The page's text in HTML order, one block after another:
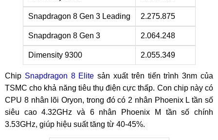
Snapdragon 8 Gen 3 Leading 2.275.875
Snapdragon 8 Gen 3 2.064.248
Dimensity 9300 2.055.349
Chip Snapdragon 8 Elite sản xuất trên tiến trình 3nm của
TSMC cho khả năng tiêu thụ điện cực thấp. Con chip này có
CPU 8 nhân lõi Oryon, trong đó có 2 nhân Phoenix L tần số
siêu cao 4.32GHz và 6 nhân Phoenix M tần số chính
3.53GHz, giúp hiệu suất tăng từ 40-45%.